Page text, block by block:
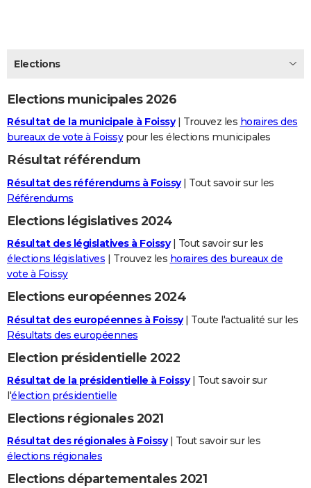
CARTE DE VOEUX
Carte de Noël
Carte Bonne année
Carte Saint-Valentin
Carte Pâques
Carte d'anniversaire
DICTIONNAIRE
Dictionnaire
Biographies
Citations
Expressions
Proverbes
PROGRAMME TV
COPAINS D'AVANT
AVIS DE DÉCÈS
FORUM
Bricolage
Lifestyle
Culture
Sport
Auto
Television
Voyage
Cinema
Elections
Elections municipales 2026
Résultat de la municipale à Foissy| Trouvez les horaires des
bureaux de vote à Foissypour les élections municipales
Résultat référendum
Résultat des référendums à Foissy| Tout savoir sur les
Référendums
Elections législatives 2024
Résultat des législatives à Foissy| Tout savoir sur les
élections législatives | Trouvez les horaires des bureaux de
vote à Foissy
Elections européennes 2024
Résultat des européennes à Foissy| Toute l'actualité sur les
Résultats des européennes
Election présidentielle 2022
Résultat de la présidentielle à Foissy| Tout savoir sur
l'élection présidentielle
Elections régionales 2021
Résultat des régionales à Foissy| Tout savoir sur les
élections régionales
Elections départementales 2021